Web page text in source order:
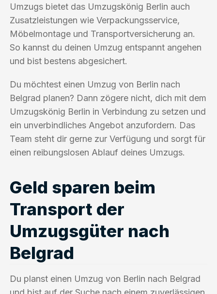
Umzugs bietet das Umzugskönig Berlin auch
Zusatzleistungen wie Verpackungsservice,
Möbelmontage und Transportversicherung an.
So kannst du deinen Umzug entspannt angehen
und bist bestens abgesichert.
Du möchtest einen Umzug von Berlin nach
Belgrad planen? Dann zögere nicht, dich mit dem
Umzugskönig Berlin in Verbindung zu setzen und
ein unverbindliches Angebot anzufordern. Das
Team steht dir gerne zur Verfügung und sorgt für
einen reibungslosen Ablauf deines Umzugs.
Geld sparen beim
Transport der
Umzugsgüter nach
Belgrad
Du planst einen Umzug von Berlin nach Belgrad